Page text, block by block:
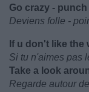
Go crazy -
Deviens folle -
If u don't like
Si tu n'aimes pas
Take a look
Regarde autour